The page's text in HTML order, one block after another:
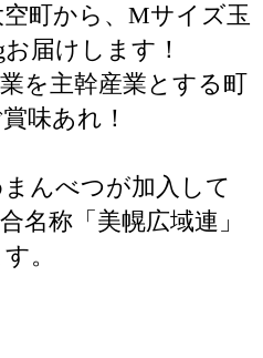
町から、Mサイズ玉
届けします！
を主幹産業とする町
味あれ！
んべつが加入して
名称「美幌広域連」
。